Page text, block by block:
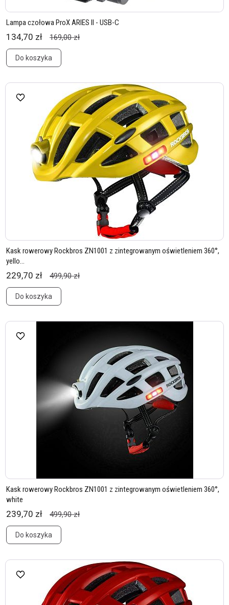
Lampa czołowa ProX ARIES II - USB-C
134,70 zł 169,00 zł
Do koszyka
Kask rowerowy Rockbros ZN1001 z zintegrowanym oświetleniem 360°,
yello...
229,70 zł 499,90 zł
Do koszyka
Kask rowerowy Rockbros ZN1001 z zintegrowanym oświetleniem 360°,
white
239,70 zł 499,90 zł
Do koszyka